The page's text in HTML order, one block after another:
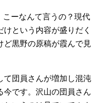
ーなんて言うの？現代
という内容が盛りだく
ど黒野の原稿が霞んで見
て団員さんが増加し混沌
今です。沢山の団員さん